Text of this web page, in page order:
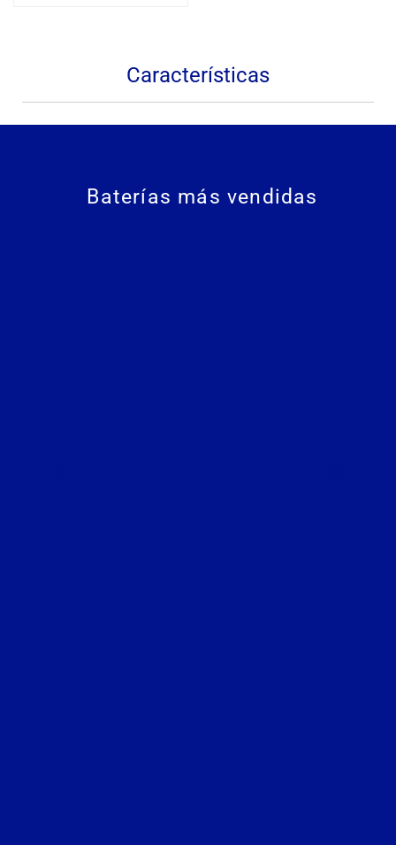
Características
Baterías más vendidas